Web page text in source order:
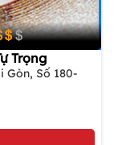
Trọng
Gòn, Số 180-